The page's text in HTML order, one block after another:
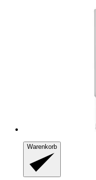
Warenkorb